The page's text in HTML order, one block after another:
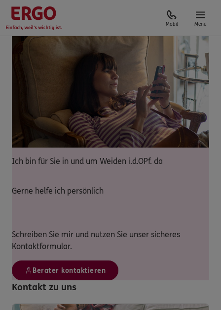
Mobil Menü
Ich bin für Sie in und um Weiden i.d.OPf. da
Gerne helfe ich persönlich
Schreiben Sie mir und nutzen Sie unser sicheres
Kontaktformular.
Berater kontaktieren
Kontakt zu uns